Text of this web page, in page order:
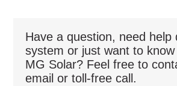
Have a question, need help
system or just want to
MG Solar? Feel free to
email or toll-free call.